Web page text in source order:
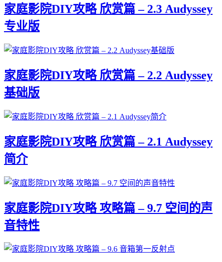
家庭影院DIY攻略 欣赏篇 – 2.3 Audyssey
专业版
家庭影院DIY攻略 欣赏篇 – 2.2 Audyssey
基础版
家庭影院DIY攻略 欣赏篇 – 2.1 Audyssey
简介
家庭影院DIY攻略 攻略篇 – 9.7 空间的声
音特性